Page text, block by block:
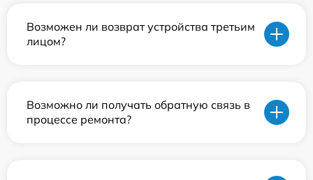
Возможен ли возврат устройства третьим
лицом?
Возможно ли получать обратную связь в
процессе ремонта?